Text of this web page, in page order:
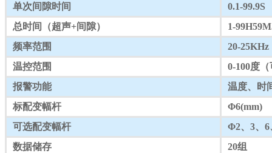
单次间隙时间
0.1-99.9S
总时间（超声+间隙）
1-
频率范围
20-25KHz
温控范围
0-100度
报警功能
温度、时
标配变幅杆
Φ6(mm)
可选配变幅杆
Φ2、3、6
数据储存
20组